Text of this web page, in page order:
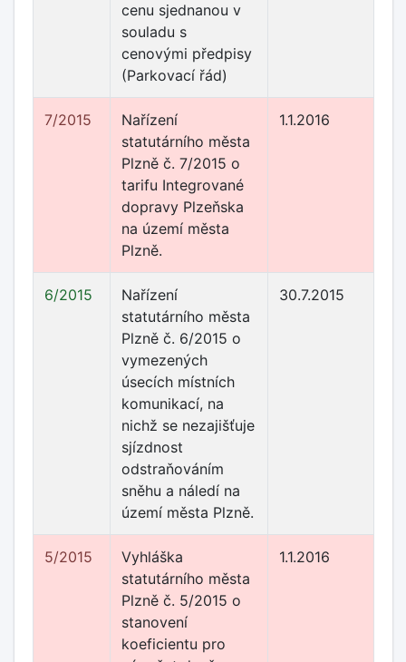
cenu sjednanou v
souladu s
cenovými předpisy
(Parkovací řád)
7/2015
Nařízení
statutárního města
Plzně č. 7/2015 o
tarifu Integrované
dopravy Plzeňska
na území města
Plzně.
1.1.2016
6/2015
Nařízení
statutárního města
Plzně č. 6/2015 o
vymezených
úsecích místních
komunikací, na
nichž se nezajišťuje
sjízdnost
odstraňováním
sněhu a náledí na
území města Plzně.
30.7.2015
5/2015
Vyhláška
statutárního města
Plzně č. 5/2015 o
stanovení
koeficientu pro
1.1.2016